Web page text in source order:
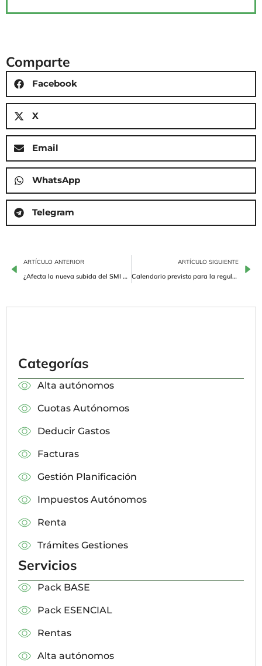
Comparte
Facebook
X
Email
WhatsApp
Telegram
ARTÍCULO ANTERIOR
¿Afecta la nueva subida del SMI de 2025 a las cuotas de autónomos?
ARTÍCULO SIGUIENTE
Calendario previsto para la regularización de cuotas de los autónomos 2024-2025
Categorías
Alta autónomos
Cuotas Autónomos
Deducir Gastos
Facturas
Gestión Planificación
Impuestos Autónomos
Renta
Trámites Gestiones
Servicios
Pack BASE
Pack ESENCIAL
Rentas
Alta autónomos